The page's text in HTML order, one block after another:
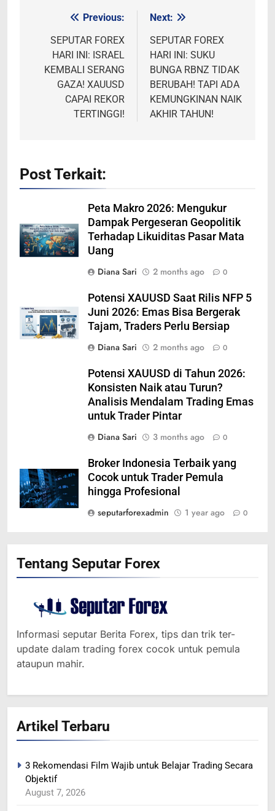
navigation
Previous:
SEPUTAR FOREX
HARI INI: ISRAEL
KEMBALI SERANG
GAZA! XAUUSD
CAPAI REKOR
TERTINGGI!
Next:
SEPUTAR FOREX
HARI INI: SUKU
BUNGA RBNZ TIDAK
BERUBAH! TAPI ADA
KEMUNGKINAN NAIK
AKHIR TAHUN!
Post Terkait:
Peta Makro 2026: Mengukur
Dampak Pergeseran Geopolitik
Terhadap Likuiditas Pasar Mata
Uang
Diana Sari
2 months ago 0
Potensi XAUUSD Saat Rilis NFP 5
Juni 2026: Emas Bisa Bergerak
Tajam, Traders Perlu Bersiap
Diana Sari
2 months ago 0
Potensi XAUUSD di Tahun 2026:
Konsisten Naik atau Turun?
Analisis Mendalam Trading Emas
untuk Trader Pintar
Diana Sari
3 months ago 0
Broker Indonesia Terbaik yang
Cocok untuk Trader Pemula
hingga Profesional
seputarforexadmin
1 year ago 0
Tentang Seputar Forex
Informasi seputar Berita Forex, tips dan trik ter-
update dalam trading forex cocok untuk pemula
ataupun mahir.
Artikel Terbaru
3 Rekomendasi Film Wajib untuk Belajar Trading Secara
Objektif
August 7, 2026
364